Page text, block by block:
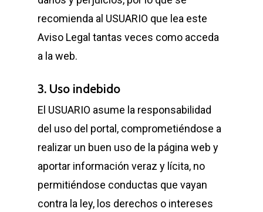
recomienda al USUARIO que lea este
Aviso Legal tantas veces como acceda
a la web.
3. Uso indebido
El USUARIO asume la responsabilidad
del uso del portal, comprometiéndose a
realizar un buen uso de la página web y
aportar información veraz y lícita, no
permitiéndose conductas que vayan
contra la ley, los derechos o intereses